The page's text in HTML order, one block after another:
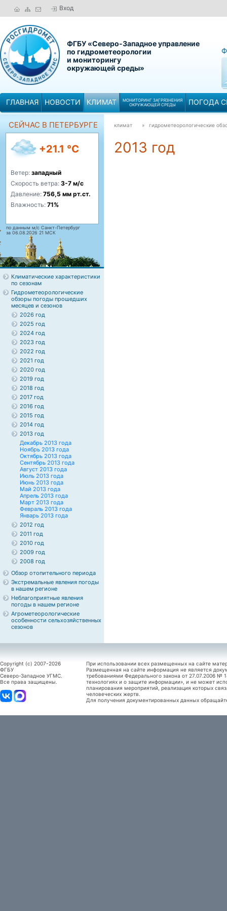
Вход
ФГБУ «Северо-Западное управление
по гидрометеорологии
и мониторингу
окружающей среды»
ГЛАВНАЯ НОВОСТИ КЛИМАТ
МОНИТОРИНГ ЗАГРЯЗНЕНИЯ
ОКРУЖАЮЩЕЙ СРЕДЫ
ПОГОДА
СЕЙЧАС В ПЕТЕРБУРГЕ
+21.1 °C
Ветер: западный
Скорость ветра: 3-7 м/с
Давление: 756,5 мм рт.ст.
Влажность: 71%
по данным м/с Санкт-Петербург
за 06.08.2026 21 МСК
Климатические характеристики
по сезонам
Гидрометеорологические
обзоры погоды прошедших
месяцев и сезонов
2026 год
2025 год
2024 год
2023 год
2022 год
2021 год
2020 год
2019 год
2018 год
2017 год
2016 год
2015 год
2014 год
2013 год
Декабрь 2013 года
Ноябрь 2013 года
Октябрь 2013 года
Сентябрь 2013 года
Август 2013 года
Июль 2013 года
Июнь 2013 года
Май 2013 года
Апрель 2013 года
Март 2013 года
Февраль 2013 года
Январь 2013 года
2012 год
2011 год
2010 год
2009 год
2008 год
Обзор отопительного периода
Экстремальные явления погоды
в нашем регионе
Неблагоприятные явления
погоды в нашем регионе
Агрометеорологические
особенности сельхозяйственных
сезонов
климат » гидрометеорологические
2013 год
Copyright (c) 2007-2026
ФГБУ
Северо-Западное УГМС.
Все права защищены.
При использовании всех размещенных на сайте
Размещенная на сайте информация не является
требованиями Федерального закона от 27.07.2006
технологиях и о защите информации», и не может
планирования мероприятий, реализация которых
человеческих жертв.
Для получения документированных данных